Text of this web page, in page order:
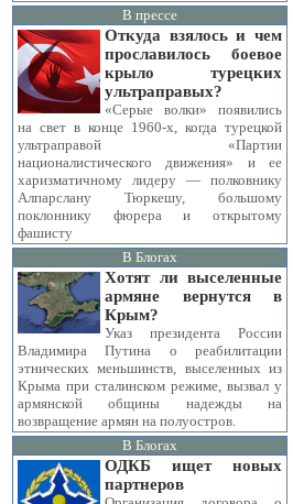
В прессе
Откуда взялось и чем
прославилось боевое
крыло турецких
ультраправых?
«Серые волки» появились
на свет в конце 1960-х, когда турецкой
ультраправой «Партии
националистического движения» и ее
харизматичному лидеру — полковнику
Алпарслану Тюркешу, большому
поклоннику фюрера и открытому
фашисту
В Блогах
Хотят ли выселенные
армяне вернутся в
Крым?
Указ президента России
Владимира Путина о реабилитации
этнических меньшинств, выселенных из
Крыма при сталинском режиме, вызвал у
армянской общины надежды на
возвращение армян на полуостров.
В Блогах
ОДКБ ищет новых
партнеров